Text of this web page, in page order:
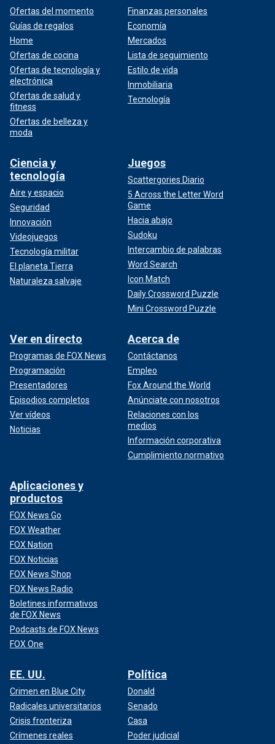
Ofertas del momento
Guías de regalos
Home
Ofertas de cocina
Ofertas de tecnología y
electrónica
Ofertas de salud y
fitness
Ofertas de belleza y
moda
Finanzas personales
Economía
Mercados
Lista de seguimiento
Estilo de vida
Inmobiliaria
Tecnología
Ciencia y
tecnología
Aire y espacio
Seguridad
Innovación
Videojuegos
Tecnología militar
El planeta Tierra
Naturaleza salvaje
Juegos
Scattergories Diario
5 Across the Letter Word
Game
Hacia abajo
Sudoku
Intercambio de palabras
Word Search
Icon Match
Daily Crossword Puzzle
Mini Crossword Puzzle
Ver en directo
Programas de FOX News
Programación
Presentadores
Episodios completos
Ver vídeos
Noticias
Acerca de
Contáctanos
Empleo
Fox Around the World
Anúnciate con nosotros
Relaciones con los
medios
Información corporativa
Cumplimiento normativo
Aplicaciones y
productos
FOX News Go
FOX Weather
FOX Nation
FOX Noticias
FOX News Shop
FOX News Radio
Boletines informativos
de FOX News
Podcasts de FOX News
FOX One
EE. UU.
Crimen en Blue City
Radicales universitarios
Crisis fronteriza
Crímenes reales
Política
Donald
Senado
Casa
Poder judicial